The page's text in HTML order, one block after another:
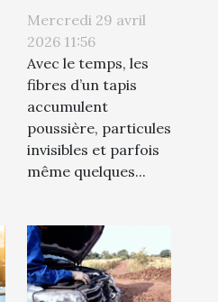
confiance pour
le nettoyage
de vos tapis à
Toulouse
Mercredi 29 avril
2026 11:56
Avec le temps, les
fibres d’un tapis
accumulent
poussière, particules
invisibles et parfois
même quelques...